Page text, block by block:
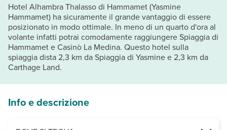
Hotel Alhambra Thalasso di Hammamet (Yasmine
Hammamet) ha sicuramente il grande vantaggio di essere
posizionato in modo ottimale. In meno di un quarto d'ora al
volante infatti potrai comodamente raggiungere Spiaggia di
Hammamet e Casinò La Medina. Questo hotel sulla
spiaggia dista 2,3 km da Spiaggia di Yasmine e 2,3 km da
Carthage Land.
Info e descrizione